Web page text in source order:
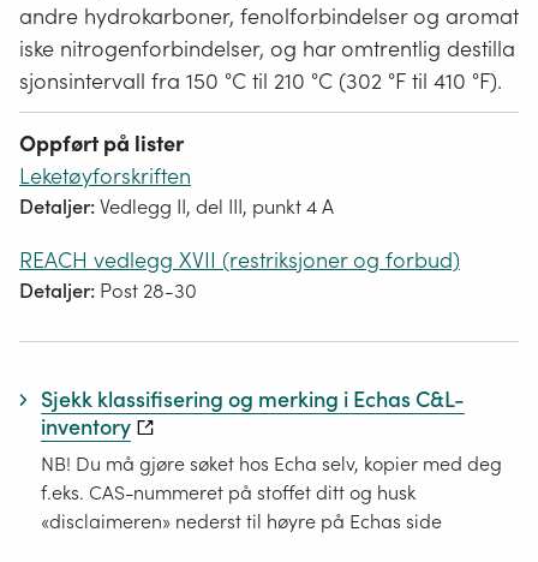
andre hydrokarboner, fenolforbindelser og aromat
iske nitrogenforbindelser, og har omtrentlig destilla
sjonsintervall fra 150 °C til 210 °C (302 °F til 410 °F).
Oppført på lister
Leketøyforskriften
Detaljer:Vedlegg II, del III, punkt 4 A
REACH vedlegg XVII (restriksjoner og forbud)
Detaljer: Post 28-30
Sjekk klassifisering og merking i Echas C&L-
inventory
NB! Du må gjøre søket hos Echa selv, kopier med deg
f.eks. CAS-nummeret på stoffet ditt og husk
«disclaimeren» nederst til høyre på Echas side